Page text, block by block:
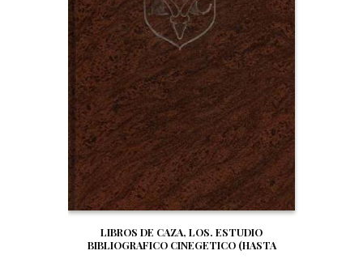
LIBROS DE CAZA, LOS. ESTUDIO
BIBLIOGRAFICO CINEGETICO (HASTA